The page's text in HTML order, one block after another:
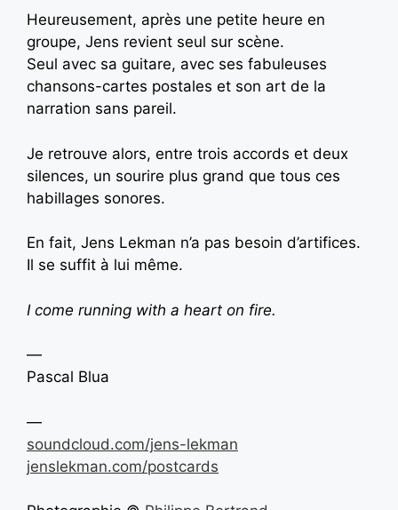
Heureusement, après une petite heure en
groupe, Jens revient seul sur scène.
Seul avec sa guitare, avec ses fabuleuses
chansons-cartes postales et son art de la
narration sans pareil.
Je retrouve alors, entre trois accords et deux
silences, un sourire plus grand que tous ces
habillages sonores.
En fait, Jens Lekman n’a pas besoin d’artifices.
Il se suffit à lui même.
I come running with a heart on fire.
—
Pascal Blua
—
soundcloud.com/jens-lekman
jenslekman.com/postcards